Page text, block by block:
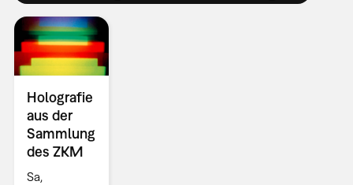
Holografie
aus der
Sammlung
des ZKM
Sa,